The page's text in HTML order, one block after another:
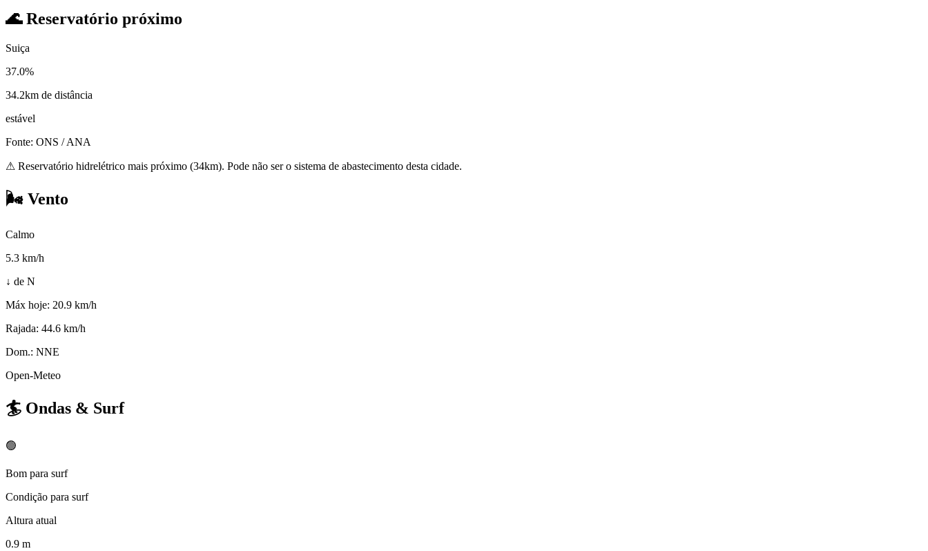
🌊Reservatório próximo
Suiça
37.0%
34.2km de distância
estável
Fonte: ONS / ANA
⚠ Reservatório hidrelétrico mais próximo (34km). Pode não ser o sistema de abastecimento desta cidade.
🌬️ Vento
Calmo
5.3 km/h
↓ de N
Máx hoje: 20.9 km/h
Rajada: 44.6 km/h
Dom.: NNE
Open-Meteo
🏄 Ondas & Surf
🟢
Bom para surf
Condição para surf
Altura atual
0.9 m